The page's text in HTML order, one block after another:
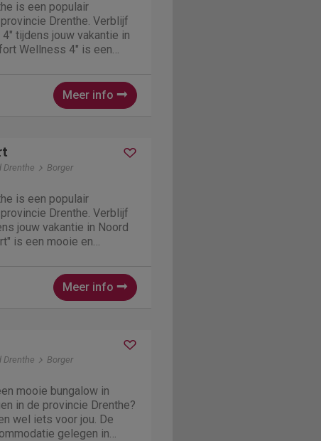
is een populair
Drenthe. Verblijf
tijdens jouw vakantie in
Wellness 4" is een
Meer info
Drenthe Borger
is een populair
Drenthe. Verblijf
jouw vakantie in Noord
is een mooie en
dus 4 personen...
Meer info
Drenthe Borger
mooie bungalow in
in de provincie Drenthe?
wel iets voor jou. De
gelegen in